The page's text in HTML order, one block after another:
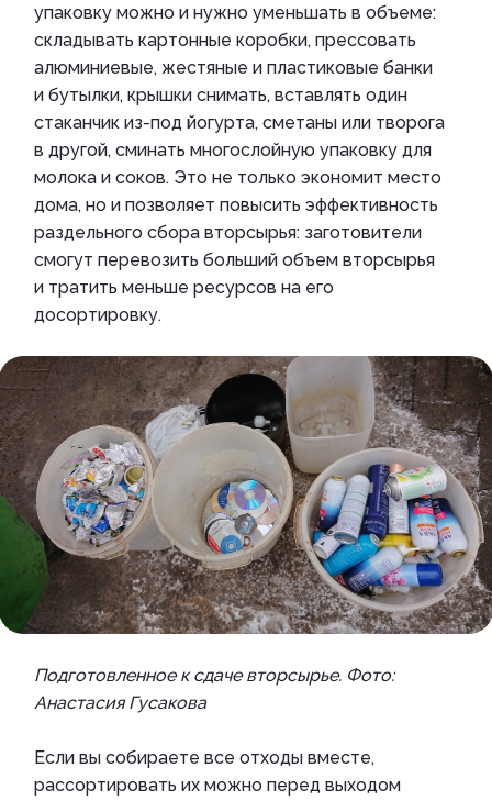
упаковку можно и нужно уменьшать в объеме:
складывать картонные коробки, прессовать
алюминиевые, жестяные и пластиковые банки
и бутылки, крышки снимать, вставлять один
стаканчик из-под йогурта, сметаны или творога
в другой, сминать многослойную упаковку для
молока и соков. Это не только экономит место
дома, но и позволяет повысить эффективность
раздельного сбора вторсырья: заготовители
смогут перевозить больший объем вторсырья
и тратить меньше ресурсов на его
досортировку.
Подготовленное к сдаче вторсырье. Фото:
Анастасия Гусакова
Если вы собираете все отходы вместе,
рассортировать их можно перед выходом